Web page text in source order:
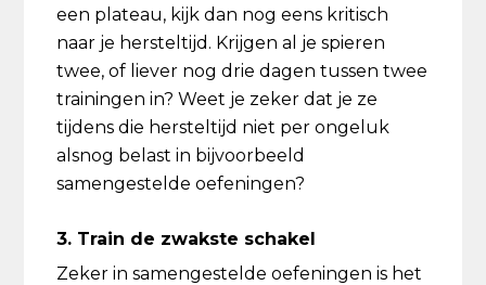
een plateau, kijk dan nog eens kritisch
naar je hersteltijd. Krijgen al je spieren
twee, of liever nog drie dagen tussen twee
trainingen in? Weet je zeker dat je ze
tijdens die hersteltijd niet per ongeluk
alsnog belast in bijvoorbeeld
samengestelde oefeningen?
3. Train de zwakste schakel
Zeker in samengestelde oefeningen is het